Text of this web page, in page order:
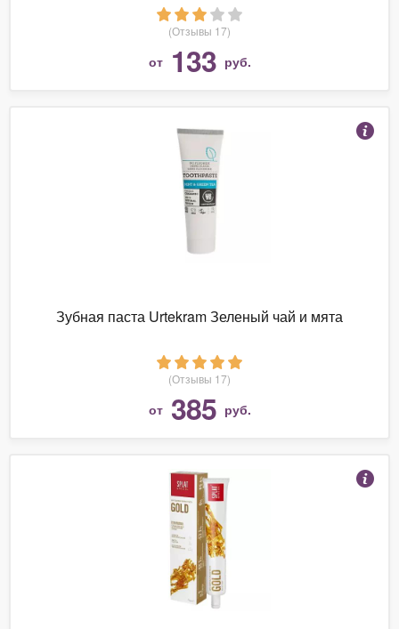
(Отзывы 17)
от 133 руб.
Зубная паста Urtekram Зеленый чай и мята
(Отзывы 17)
от 385 руб.